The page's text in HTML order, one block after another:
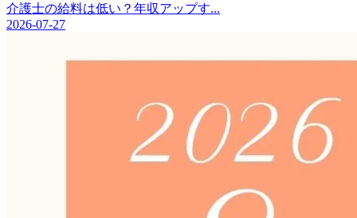
介護士の給料は低い？年収アップす...
2026-07-27